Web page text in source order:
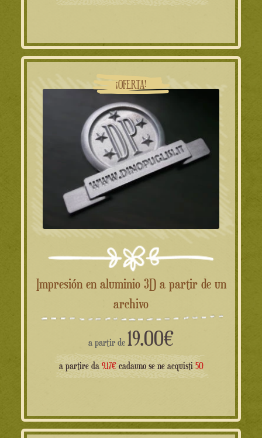
¡OFERTA!
Impresión en aluminio 3D a partir de un
archivo
a partir de 19.00€
a partire da 9.17€cadauno se ne acquisti 50